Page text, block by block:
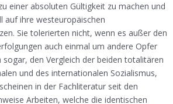
einer absoluten Gültigkeit zu machen und
auf ihre westeuropäischen
Sie tolerierten nicht, wenn es außer den
auch einmal um andere Opfer
sogar, den Vergleich der beiden totalitären
und des internationalen Sozialismus,
in der Fachliteratur seit den
Arbeiten, welche die identischen